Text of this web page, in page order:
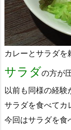
カレーとサラダを
サラダの方が
以前も同様の経験
サラダを食べてカ
今回はサラダを食